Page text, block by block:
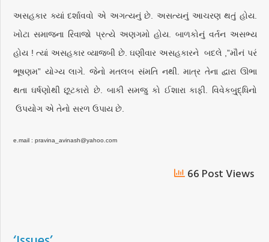
અસહકાર ક્યાં દર્શાવવો એ અગત્યનું છે. અસત્યનું આચરણ થતું હોય.
ખોટા સમાજના રિવાજો પ્રત્યે અણગમો હોય. બાળકોનું વર્તન અસભ્ય
હોય ! ત્યાં અસહકાર વ્યાજબી છે. ઘણીવાર અસહકારને બદલે ,”મૌનં પરં
ભૂષણમ” યોગ્ય લાગે. જેનો મતલબ સંમતિ નથી. માત્ર તેના દ્વારા ઊભા
થતા ઘર્ષણોથી છૂટકારો છે. બાકી સમજુ કો ઈશારા કાફી. વિવેકબુ્દ્ધિનો
ઉપયોગ એ તેનો સરળ ઉપાય છે.
e.mail : pravina_avinash@yahoo.com
66 Post Views